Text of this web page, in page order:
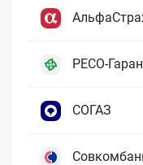
РЕСО-
СОГАЗ